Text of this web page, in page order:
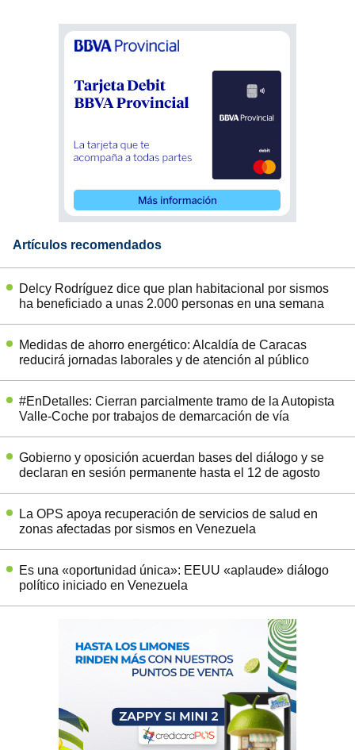
Artículos recomendados
Delcy Rodríguez dice que plan habitacional por sismos
ha beneficiado a unas 2.000 personas en una semana
Medidas de ahorro energético: Alcaldía de Caracas
reducirá jornadas laborales y de atención al público
#EnDetalles: Cierran parcialmente tramo de la Autopista
Valle-Coche por trabajos de demarcación de vía
Gobierno y oposición acuerdan bases del diálogo y se
declaran en sesión permanente hasta el 12 de agosto
La OPS apoya recuperación de servicios de salud en
zonas afectadas por sismos en Venezuela
Es una «oportunidad única»: EEUU «aplaude» diálogo
político iniciado en Venezuela